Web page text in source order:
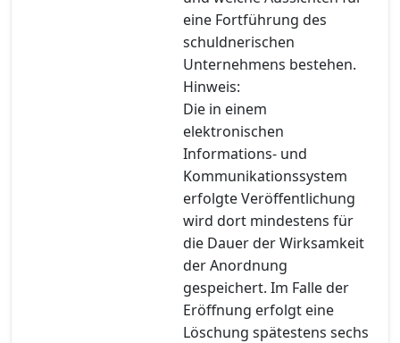
eine Fortführung des
schuldnerischen
Unternehmens bestehen.
Hinweis:
Die in einem
elektronischen
Informations- und
Kommunikationssystem
erfolgte Veröffentlichung
wird dort mindestens für
die Dauer der Wirksamkeit
der Anordnung
gespeichert. Im Falle der
Eröffnung erfolgt eine
Löschung spätestens sechs